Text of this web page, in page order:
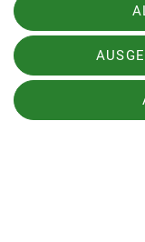
Neu: der